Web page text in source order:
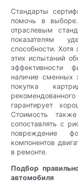
Стандарты
помочь в
отраслевым
показателям
способности. Хотя
этих испытаний
эффективности
наличие сменных
покупка
гарантирует
Стоимость
сопоставлять с
повреждение
компонентов
в ремонте.
Подбор
автомобиля